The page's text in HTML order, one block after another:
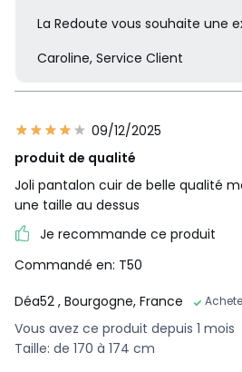
La Redoute vous souhaite une
Caroline, Service Client
09/12/2025
produit de qualité
Joli pantalon cuir de belle qualité
une taille au dessus
Je recommande ce produit
Commandé en: T50
Déa52 , Bourgogne, France
Vous avez ce produit depuis 1 mois
Taille: de 170 à 174 cm